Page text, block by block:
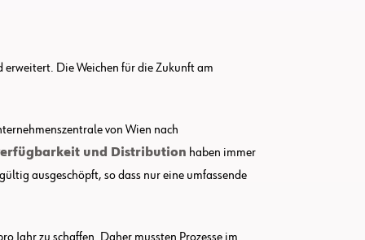
Die Weichen für die Zukunft am
von Wien nach
und Distribution haben immer
ausgeschöpft, so dass nur eine umfassende
Jahr zu schaffen. Daher mussten Prozesse im